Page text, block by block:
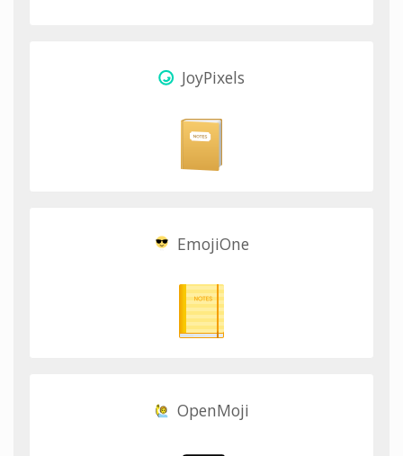
JoyPixels
EmojiOne
OpenMoji